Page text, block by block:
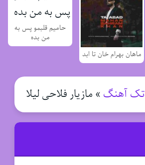
ماهان بهرام خان تا ابد
حامیم قلبمو پس به
من بده
تک آهنگ » مازیار فلاحی لیلا